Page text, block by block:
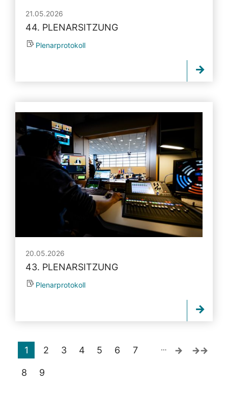
21.05.2026
44. PLENARSITZUNG
Plenarprotokoll
20.05.2026
43. PLENARSITZUNG
Plenarprotokoll
1 2 3 4 5 6 7
8 9
…